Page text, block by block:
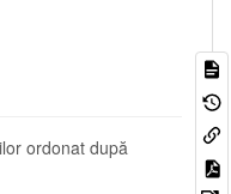
ordonat după